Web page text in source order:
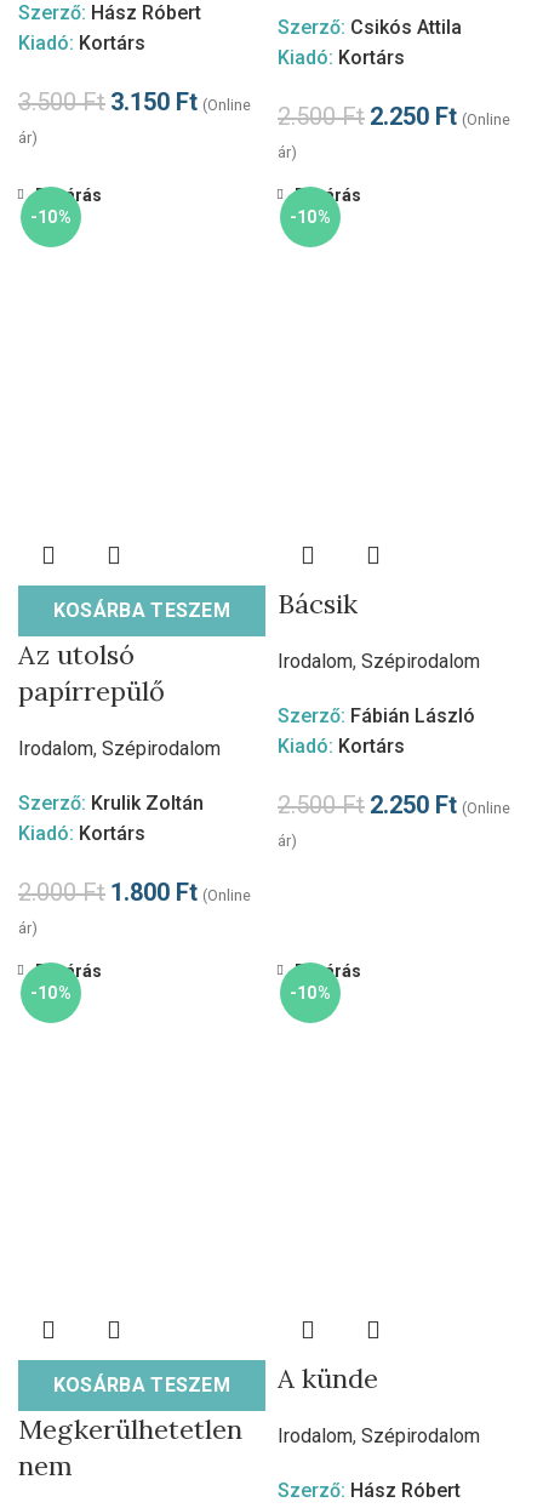
Szerző: Hász Róbert
Kiadó: Kortárs
3.500Ft 3.150 Ft (Online
ár)
Szerző: Csikós Attila
Kiadó: Kortárs
2.500Ft 2.250 Ft (Online
ár)
-10%
KOSÁRBA TESZEM
Bezárás
Az utolsó
papírrepülő
Irodalom, Szépirodalom
Szerző: Krulik Zoltán
Kiadó: Kortárs
2.000Ft 1.800 Ft (Online
ár)
-10%
Bezárás
Bácsik
Irodalom, Szépirodalom
Szerző: Fábián László
Kiadó: Kortárs
2.500Ft 2.250 Ft (Online
ár)
-10%
KOSÁRBA TESZEM
Bezárás
Megkerülhetetlen
nem
-10%
Bezárás
A künde
Irodalom, Szépirodalom
Szerző: Hász Róbert